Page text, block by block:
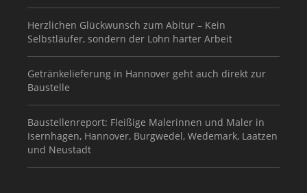
Herzlichen Glückwunsch zum Abitur – Kein
Selbstläufer, sondern der Lohn harter Arbeit
Getränkelieferung in Hannover geht auch direkt zur
Baustelle
Baustellenreport: Fleißige Malerinnen und Maler in
Isernhagen, Hannover, Burgwedel, Wedemark, Laatzen
und Neustadt